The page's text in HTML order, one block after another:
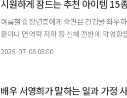
시원하게 잠드는 추천 아이템 15
여름철 중장년층에게 숙면은 건강을 좌우
환이나 면역력 저하 등 신체 전반에 악영향
2025-07-08 08:00
배우 서영희가 말하는 일과 가정